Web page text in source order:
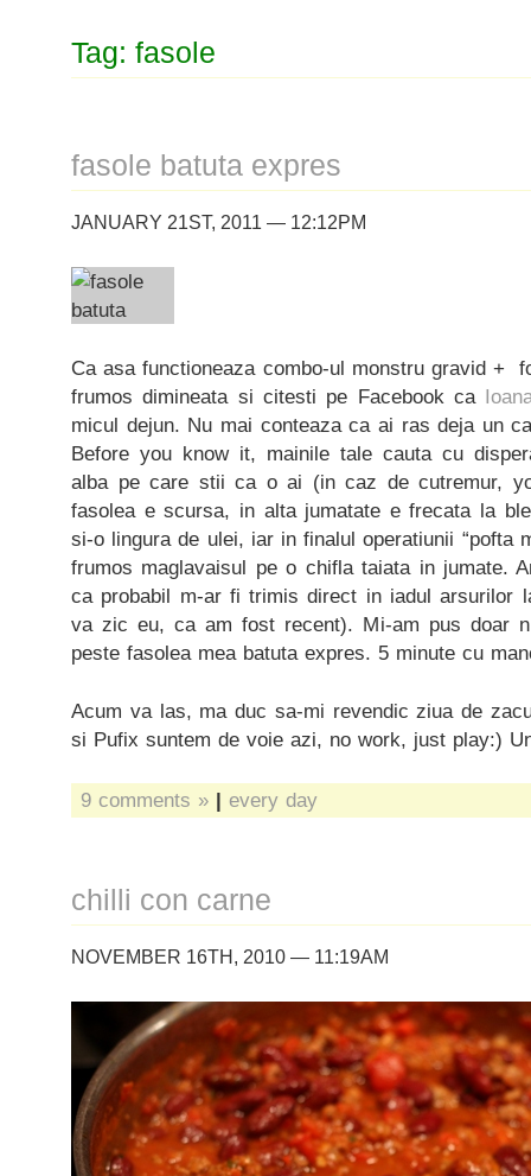
Tag: fasole
fasole batuta expres
JANUARY 21ST, 2011 — 12:12PM
Ca asa functioneaza combo-ul monstru gravid +
frumos dimineata si citesti pe Facebook ca
micul dejun. Nu mai conteaza ca ai ras deja un
Before you know it, mainile tale cauta cu
alba pe care stii ca o ai (in caz de cutremur,
fasolea e scursa, in alta jumatate e frecata la
si-o lingura de ulei, iar in finalul operatiunii “pofta
frumos maglavaisul pe o chifla taiata in jumate.
ca probabil m-ar fi trimis direct in iadul arsurilor
va zic eu, ca am fost recent). Mi-am pus doar
peste fasolea mea batuta expres. 5 minute cu
Acum va las, ma duc sa-mi revendic ziua de
si Pufix suntem de voie azi, no work, just play:)
9 comments » | every day
chilli con carne
NOVEMBER 16TH, 2010 — 11:19AM